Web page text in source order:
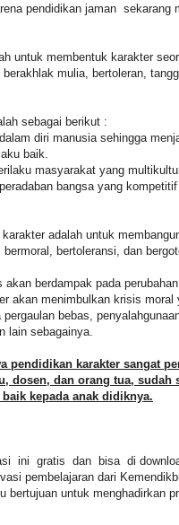
pendidikan jaman sekarang
untuk membentuk karakter
mulia, bertoleran,
sebagai berikut :
diri manusia sehingga
baik.
masyarakat yang
bangsa yang
adalah untuk
bertoleransi, dan
berdampak pada
akan menimbulkan krisis moral
bebas,
lain sebagainya.
karakter sangat
dosen, dan orang tua, sudah
kepada anak didiknya.
ini gratis dan bisa di
pembelajaran dari
bertujuan untuk menghadirkan